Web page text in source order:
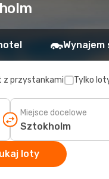
Wynajem
z przystankami Tylko
Miejsce docelowe
loty